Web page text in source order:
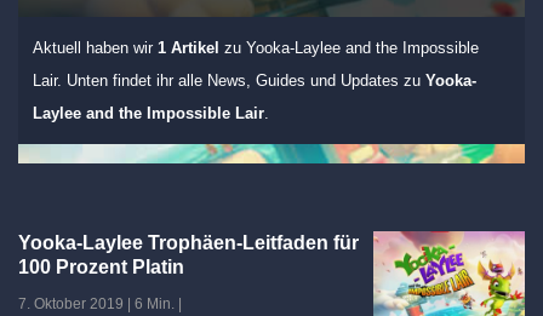
Aktuell haben wir 1 Artikel zu Yooka-Laylee and the Impossible
Lair. Unten findet ihr alle News, Guides und Updates zu Yooka-
Laylee and the Impossible Lair.
Yooka-Laylee Trophäen-Leitfaden für
100 Prozent Platin
7. Oktober 2019 6 Min.